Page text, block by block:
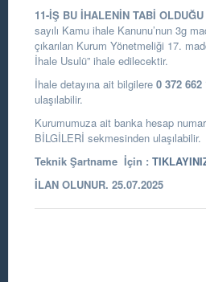
11-İŞ BU İHALENİN TABİ
sayılı Kamu ihale Kanunu’nun 3g
çıkarılan Kurum Yönetmeliği 17.
İhale Usulü” ihale edilecektir.
İhale detayına ait bilgilere 0 372 662
ulaşılabilir.
Kurumumuza ait banka hesap
BİLGİLERİ sekmesinden ulaşılabilir.
Teknik Şartname İçin :
İLAN OLUNUR. 25.07.2025